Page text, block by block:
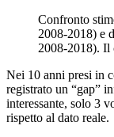
Confronto
2008-2018) e
2008-2018). Il
Nei 10 anni presi in
registrato un “gap”
interessante, solo 3
rispetto al dato reale.